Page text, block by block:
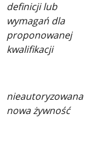
definicji lub
wymagań dla
proponowanej
kwalifikacji
nieautoryzowana
nowa żywność